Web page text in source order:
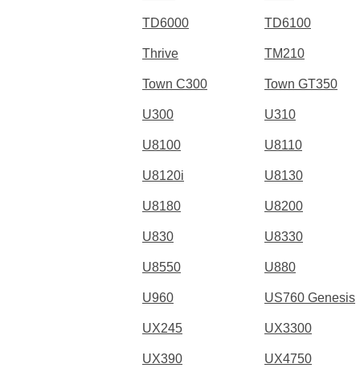
TD6000 TD6100
Thrive TM210
Town C300 Town GT350
U300 U310
U8100 U8110
U8120i U8130
U8180 U8200
U830 U8330
U8550 U880
U960 US760 Genesis
UX245 UX3300
UX390 UX4750